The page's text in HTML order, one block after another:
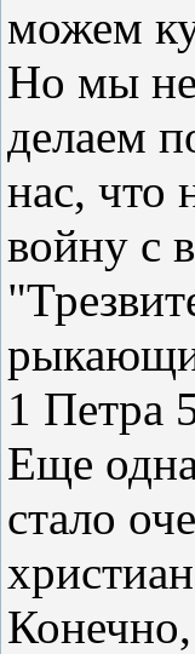
можем
Но мы не
делаем
нас, что
войну с
1 Петра
Еще
стало